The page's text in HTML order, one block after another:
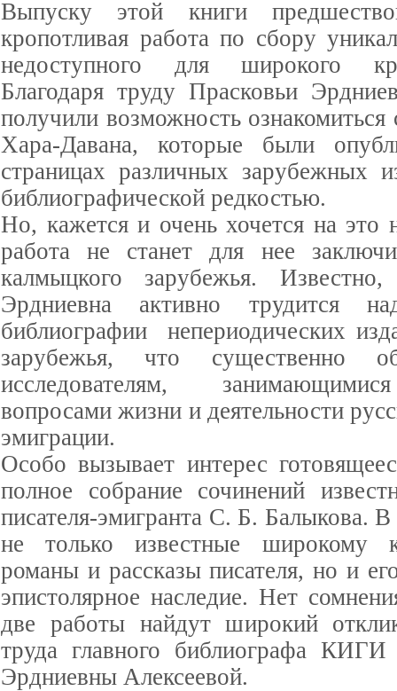
Выпуску этой книги
кропотливая работа по сбору
недоступного для широкого
Благодаря труду Прасковьи
получили возможность
Хара-Давана, которые были
страницах различных зарубежных
библиографической редкостью.
Но, кажется и очень хочется на это
работа не станет для нее
калмыцкого зарубежья.
Эрдниевна активно трудится
библиографии непериодических
зарубежья, что существенно
исследователям,
вопросами жизни и деятельности
эмиграции.
Особо вызывает интерес
полное собрание сочинений
писателя-эмигранта С. Б. Балыкова.
не только известные широкому
романы и рассказы писателя, но и
эпистолярное наследие. Нет
две работы найдут широкий
труда главного библиографа
Эрдниевны Алексеевой.